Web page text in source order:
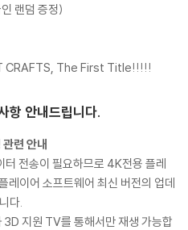
랜덤 증정)
CRAFTS, The First Title!!!!!
안내드립니다.
련 안내
전송이 필요하므로 4K전용 플레
레이어 소프트웨어 최신 버전의 업데
다.
지원 TV를 통해서만 재생 가능합